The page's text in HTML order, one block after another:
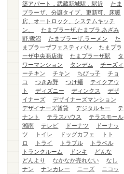
築アパート，武蔵新城駅，駅近
たま
プラーザ、分譲タイプ、更新可、床暖
房、オートロック、システムキッチ
ン、
たまプラーザ.たまプラ.あざみ
野.鷺沼
たまプラーザ.ラーメン
た
まプラーザフェスティバル
たまプラ
ーザ中央商店街
たまプラーザ駅
タ
ワーマンション
タンデム
チーズィ
ーチキン
チキン ちびっ子
チョ
コ
つきみ野 つけ麺
テイクアウ
ト
ディズニー ディンクス
デザ
イナーズ
デザイナーズマンション
デザイナーズ賃貸
デジタルキー
テ
ナント
テラスハウス
テラスモール
湘南
テレビ ドーナツ
ドーナッ
ツ
トイレ ドッグカフェ
トト
ロ
トライ トラブル
トラベル
トランクルーム
ドンキ
どんな
どんより
なかなか売れない
なし
ナン
ナンカレー ニーズ
ニコッ